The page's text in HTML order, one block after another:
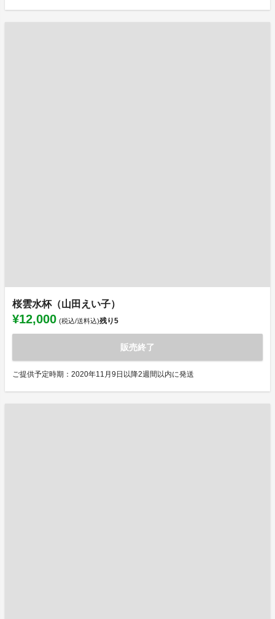
桜雲水杯（山田えい子）
¥12,000 (税込/送料込)残り5
販売終了
ご提供予定時期：2020年11月9日以降2週間以内に発送